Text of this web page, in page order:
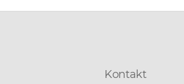
Kontakt